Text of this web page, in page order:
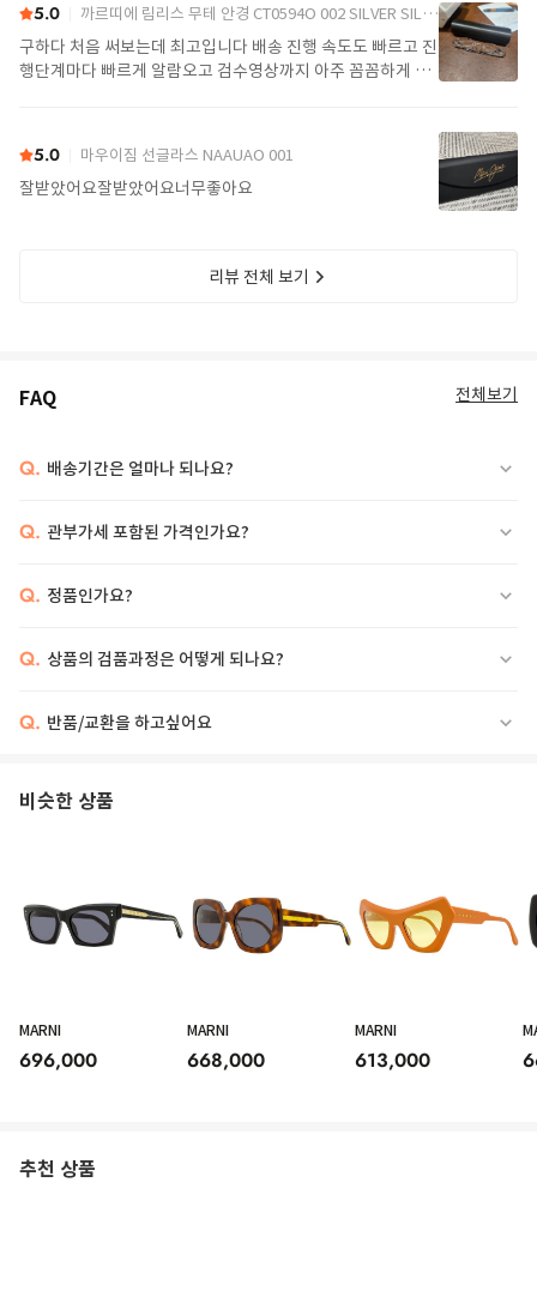
5.0 까르띠에 림리스 무테 안경 CT0594O 002 SILVER SILVER TRANSPARENT
구하다 처음 써보는데 최고입니다 배송 진행 속도도 빠르고 진
행단계마다 빠르게 알람오고 검수영상까지 아주 꼼꼼하게 찍
5.0 마우이짐 선글라스 NAAUAO 001
잘받았어요잘받았어요너무좋아요
리뷰 전체 보기
FAQ 전체보기
Q. 배송기간은 얼마나 되나요?
Q. 관부가세 포함된 가격인가요?
Q. 정품인가요?
Q. 상품의 검품과정은 어떻게 되나요?
Q. 반품/교환을 하고싶어요
비슷한 상품
MARNI
696,000
MARNI
668,000
MARNI
613,000
추천 상품